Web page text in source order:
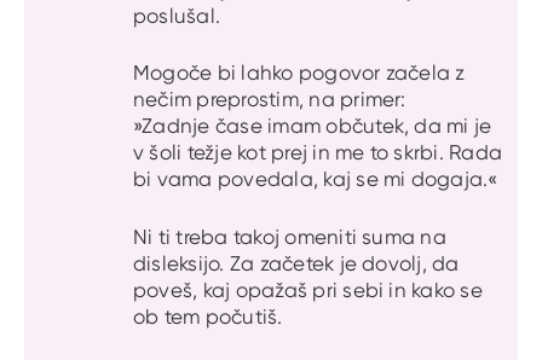
poslušal.
Mogoče bi lahko pogovor začela z
nečim preprostim, na primer:
»Zadnje čase imam občutek, da mi je
v šoli težje kot prej in me to skrbi. Rada
bi vama povedala, kaj se mi dogaja.«
Ni ti treba takoj omeniti suma na
disleksijo. Za začetek je dovolj, da
poveš, kaj opažaš pri sebi in kako se
ob tem počutiš.